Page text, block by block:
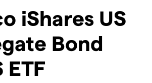
iShares US
Bond
ETF